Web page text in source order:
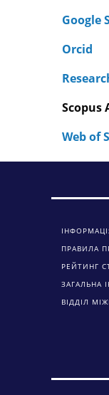
Google
Orcid
Scopus
Web of
ПРАВИЛА
РЕЙТИНГ
ЗАГАЛЬНА
ВІДДІЛ